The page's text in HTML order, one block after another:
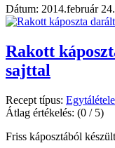
Dátum: 2014.február 24.
Rakott
sajttal
Recept típus:
Átlag értékelés: (0 / 5)
Friss káposztából